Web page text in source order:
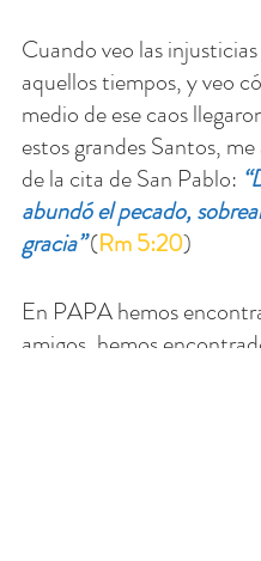
Cuando veo las
aquellos tiempos, y veo
medio de ese caos
estos grandes Santos,
de la cita de San Pablo:
abundó el pecado,
gracia” (Rm 5:20)
En PAPA hemos
amigos, hemos